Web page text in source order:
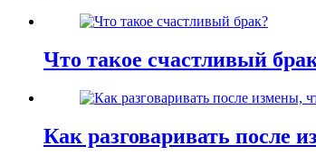
Что такое счастливый
Как разговаривать после